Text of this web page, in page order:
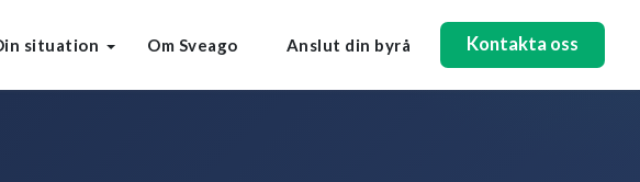
situation Om Sveago Anslut din byrå Kontakta oss